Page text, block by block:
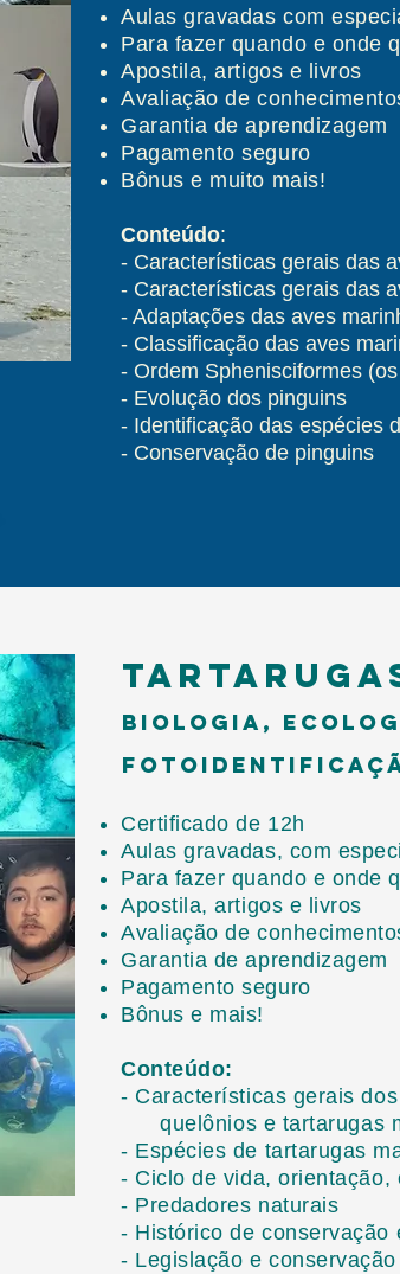
Aulas gravadas com
Para fazer quando e onde
Apostila, artigos e livros
Avaliação de
Garantia de aprendizagem
Pagamento seguro
Bônus e muito mais!
Conteúdo:
- Características gerais das
- Características gerais das
- Adaptações das aves
- Classificação das aves
- Ordem Sphenisciformes
- Evolução dos pinguins
- Identificação das espécies
- Conservação de pinguins
biologia,
Certificado de 12h
Aulas gravadas, com
Para fazer quando e onde
Apostila, artigos e livros
Avaliação de
Garantia de aprendizagem
Pagamento seguro
Bônus e mais!
Conteúdo:
- Características gerais
quelônios e tartarugas
- Espécies de tartarugas
- Ciclo de vida, orientação,
- Predadores naturais
- Histórico de conservação
- Legislação e conservação